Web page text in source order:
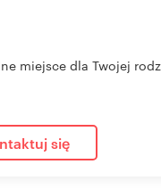
miejsce dla Twojej
się